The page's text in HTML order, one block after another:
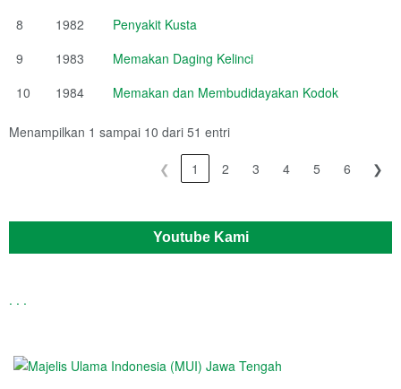
8
1982
Penyakit Kusta
9
1983
Memakan Daging Kelinci
10
1984 Memakan dan Membudidayakan Kodok
Menampilkan 1 sampai 10 dari 51 entri
❮ 1 2 3 4 5 6 ❯
Youtube Kami
. . .